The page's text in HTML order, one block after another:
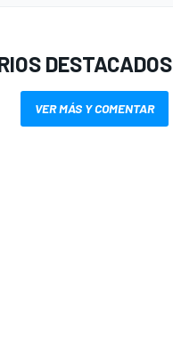
DESTACADOS
VER MÁS Y COMENTAR